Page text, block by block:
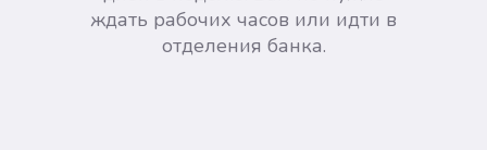
ждать рабочих часов или идти в
отделения банка.